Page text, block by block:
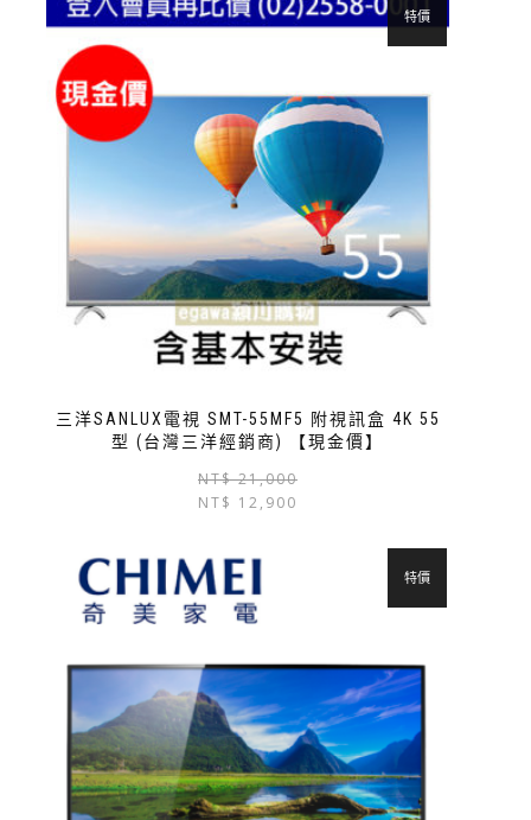
三洋SANLUX電視 SMT-55MF5 附視訊盒 4K 55
型 (台灣三洋經銷商) 【現金價】
特價
NT$21,000
NT$ 12,900
特價